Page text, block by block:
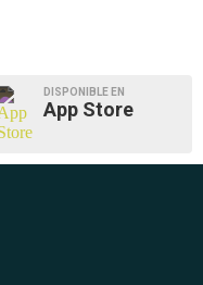
DISPONIBLE EN
App Store